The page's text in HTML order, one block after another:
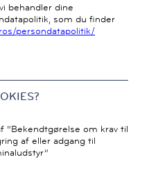
behandler dine
som du finder
persondatapolitik/
”Bekendtgørelse om krav til
af eller adgang til